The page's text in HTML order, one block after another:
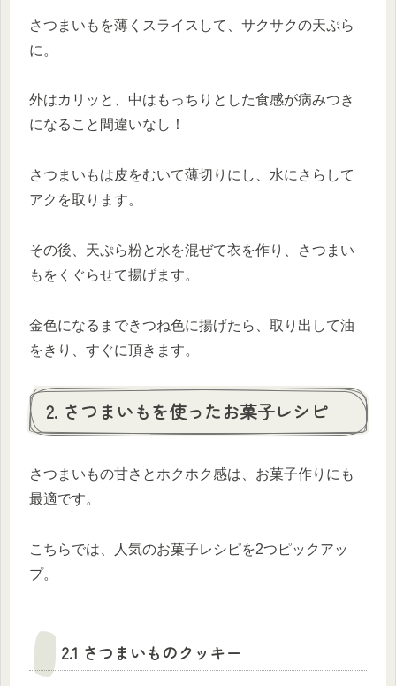
さつまいもを薄くスライスして、サクサクの天ぷら
に。
外はカリッと、中はもっちりとした食感が病みつき
になること間違いなし！
さつまいもは皮をむいて薄切りにし、水にさらして
アクを取ります。
その後、天ぷら粉と水を混ぜて衣を作り、さつまい
もをくぐらせて揚げます。
金色になるまできつね色に揚げたら、取り出して油
をきり、すぐに頂きます。
2. さつまいもを使ったお菓子レシピ
さつまいもの甘さとホクホク感は、お菓子作りにも
最適です。
こちらでは、人気のお菓子レシピを2つピックアッ
プ。
2.1 さつまいものクッキー